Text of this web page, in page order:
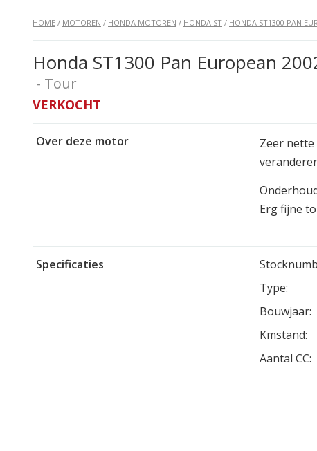
HOME / MOTOREN / HONDA MOTOREN / HONDA ST / HONDA ST1300 PAN
Honda ST1300 Pan European
- Tour
VERKOCHT
Over deze motor
Zeer
Erg fijne
Specificaties
Type:
Bouwjaar:
Kmstand:
Aantal CC: